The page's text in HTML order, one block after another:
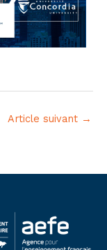
Article suivant →